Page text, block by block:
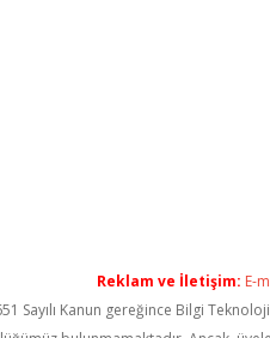
Reklam ve İletişim: E-
Sayılı Kanun gereğince Bilgi